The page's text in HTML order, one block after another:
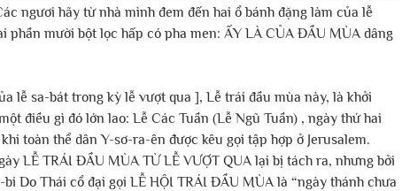
ngươi hãy từ nhà mình đem đến hai ổ bánh đặng làm của lễ
phần mười bột lọc hấp có pha men: ẤY LÀ CỦA ĐẦU MÙA dâng
lễ sa-bát trong kỳ lễ vượt qua ], Lễ trái đầu mùa này, là khởi
điều gì đó lớn lao: Lễ Các Tuần (Lễ Ngũ Tuần) , ngày thứ hai
toàn thể dân Y-sơ-ra-ên được kêu gọi tập hợp ở Jerusalem.
LỄ TRÁI ĐẦU MÙA TỪ LỄ VƯỢT QUA lại bị tách ra, nhưng bởi
Do Thái cổ đại gọi LỄ HỘI TRÁI ĐẦU MÙA là “ngày thánh chưa